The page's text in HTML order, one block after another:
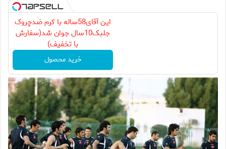
این آقای58ساله با کرم ضدچروک
جلبک10سال جوان شد(سفارش
با تخفیف)
خرید محصول